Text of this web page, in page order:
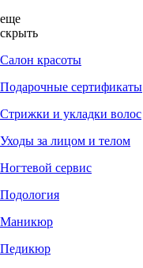
еще
скрыть
Салон красоты
Подарочные сертификаты
Стрижки и укладки волос
Уходы за лицом и телом
Ногтевой сервис
Подология
Маникюр
Педикюр